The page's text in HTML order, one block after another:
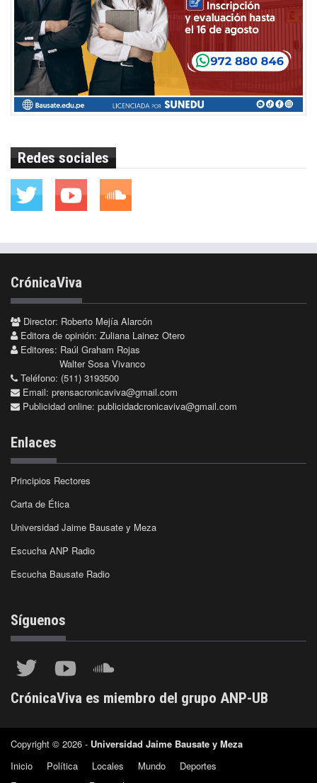
Redes sociales
CrónicaViva
Director: Roberto Mejía Alarcón
Editora de opinión: Zuliana Lainez Otero
Editores: Raúl Graham Rojas
Walter Sosa Vivanco
Teléfono: (511) 3193500
Email: prensacronicaviva@gmail.com
Publicidad online: publicidadcronicaviva@gmail.com
Enlaces
Principios Rectores
Carta de Ética
Universidad Jaime Bausate y Meza
Escucha ANP Radio
Escucha Bausate Radio
Síguenos
CrónicaViva es miembro del grupo ANP-UB
Copyright © 2026 - Universidad Jaime Bausate y Meza
Inicio
Política Locales Mundo
Deportes